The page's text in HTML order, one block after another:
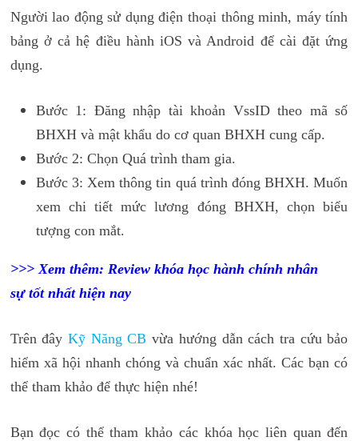
Người lao động sử dụng điện thoại thông minh, máy tính
bảng ở cả hệ điều hành iOS và Android để cài đặt ứng
dụng.
Bước 1: Đăng nhập tài khoản VssID theo mã số
BHXH và mật khẩu do cơ quan BHXH cung cấp.
Bước 2: Chọn Quá trình tham gia.
Bước 3: Xem thông tin quá trình đóng BHXH. Muốn
xem chi tiết mức lương đóng BHXH, chọn biểu
tượng con mắt.
>>> Xem thêm: Review khóa học hành chính nhân
sựtốt nhất hiện nay
Trên đâyKỹ Năng CB vừa hướng dẫn cách tra cứu bảo
hiểm xã hội nhanh chóng và chuẩn xác nhất. Các bạn có
thể tham khảo để thực hiện nhé!
Bạn đọc có thể tham khảo các khóa học liên quan đến